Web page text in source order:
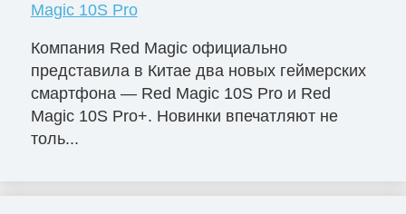
Magic 10S Pro
Компания Red Magic официально
представила в Китае два новых геймерских
смартфона — Red Magic 10S Pro и Red
Magic 10S Pro+. Новинки впечатляют не
толь...